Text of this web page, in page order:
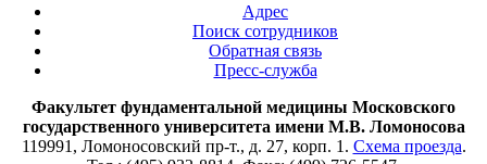
Адрес
Поиск сотрудников
Обратная связь
Пресс-служба
Факультет фундаментальной медицины Московского
государственного университета имени М.В. Ломоносова
119991, Ломоносовский пр-т., д. 27, корп. 1. Схема проезда.